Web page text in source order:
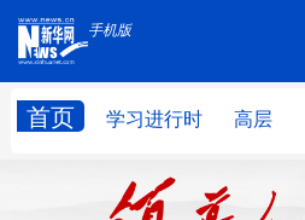
手机版
首页 学习进行时 高层
手机版
网站地
高层